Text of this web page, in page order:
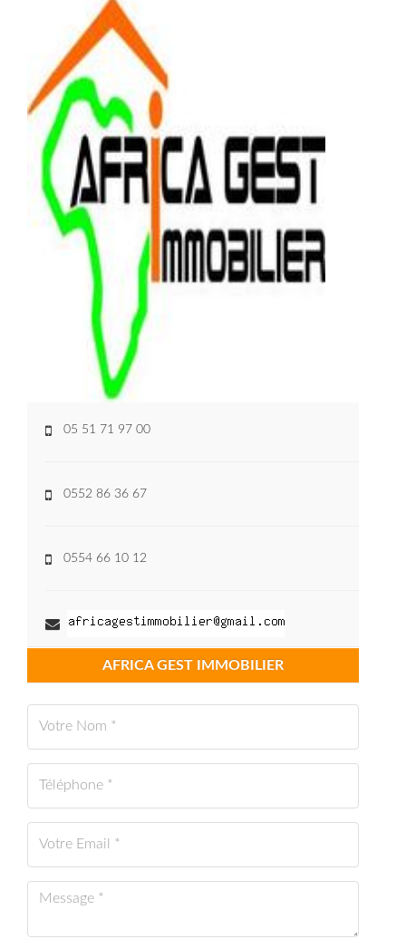
05 51 71 97 00
0552 86 36 67
0554 66 10 12
AFRICA GEST IMMOBILIER